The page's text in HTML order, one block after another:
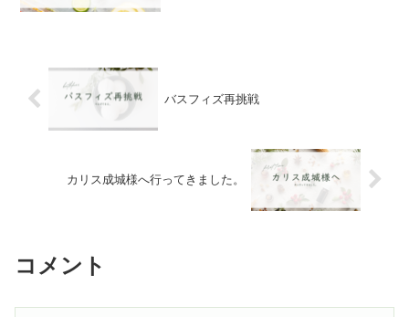
バスフィズ再挑戦
カリス成城様へ行ってきました。
コメント